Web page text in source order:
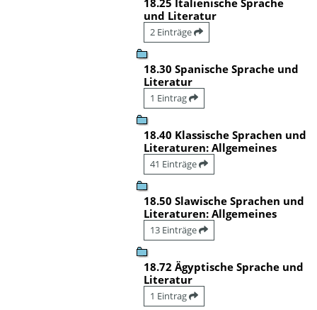
und Literatur
2 Einträge
18.30 Spanische Sprache und
Literatur
1 Eintrag
18.40 Klassische Sprachen und
Literaturen: Allgemeines
41 Einträge
18.50 Slawische Sprachen und
Literaturen: Allgemeines
13 Einträge
18.72 Ägyptische Sprache und
Literatur
1 Eintrag